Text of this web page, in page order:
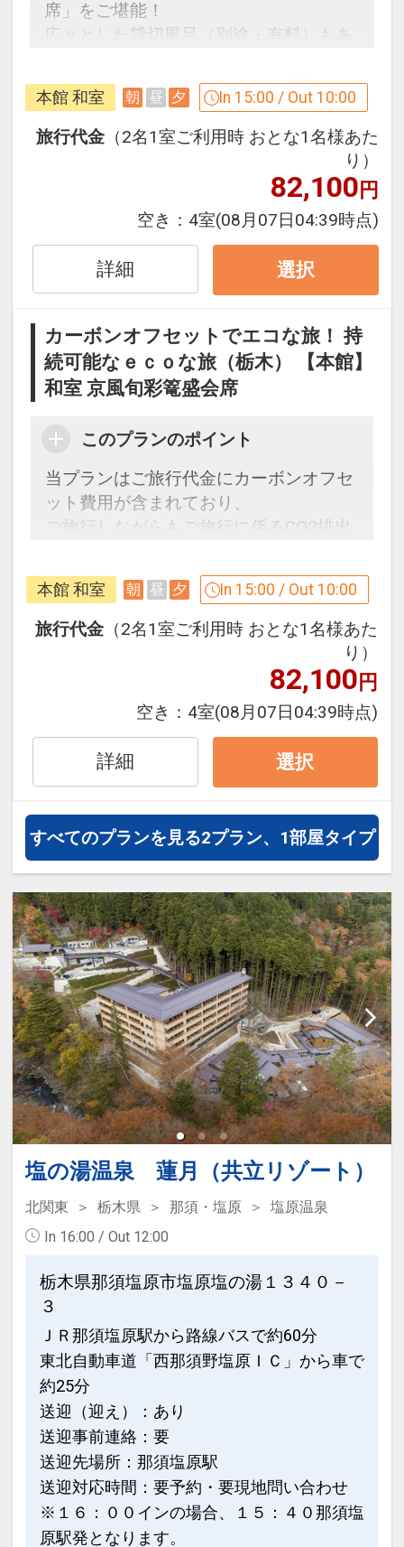
席」をご堪能！
広々とした貸切風呂（別途・有料）もあ
うれしいポイント！
●夕食時、おひとり様につき日本酒また
【女性限定】 うれしいおもてなし
●女性のお客様4名様以上のグループの方
中1回
※ご予約時に「お問合せ・ご要望等メ
モ」欄、またはご予約後「マイページ」
にご希望の旨ご記入ください。
※旅行代金に含まれます。
記念日特色
●宿泊日の前後1週間にお誕生日・記念
※事前にご予約が必要です。
※ご予約時に「お問合せ・ご要望等メ
モ」欄、またはご予約後「マイページ」
に、記念日の内容（誕生日・結婚記念日
※当日に記念日の証明になるものをご持
参ください。
※旅行代金に含まれます。
設定期間：2026年4月1日～2026年11月
30日
インターネットコース番号：DP-1-
17270785
本館 和室 朝 昼 夕 In 15:00 / Out 10:00
旅行代金 （2名1室ご利用時 おとな1名様あた
り）
82,100円
空き： 4室(08月07日04:39時点)
詳細 選択
カーボンオフセットでエコな旅！ 持
続可能なｅｃｏな旅（栃木） 【本館】
和室 京風旬彩篭盛会席
このプランのポイント
当プランはご旅行代金にカーボンオフセ
ット費用が含まれており、
ご旅行しながらもご旅行に係るCO2排出
す。
持続可能なecoな旅をしてみませんか？
※画像をクリック/タップで拡大しま
す。
★本プランの定量カーボン・オフセット
について ★
※画像をクリック/タップで拡大しま
うれしいポイント！
●夕食時、おひとり様につき日本酒また
はジュース付 ※1泊ごと
※旅行代金に含まれます。
【女性限定】 うれしいおもてなし
●女性のお客様4名様以上のグループの方
本館 和室 朝 昼 夕 In 15:00 / Out 10:00
旅行代金 （2名1室ご利用時 おとな1名様あた
り）
82,100円
空き： 4室(08月07日04:39時点)
詳細 選択
すべてのプランを見る2プラン、1部屋タイプ
塩の湯温泉 蓮月（共立リゾート）
北関東 栃木県 那須・塩原
塩原温泉
In 16:00 / Out 12:00
栃木県那須塩原市塩原塩の湯１３４０－
３
ＪＲ那須塩原駅から路線バスで約60分
東北自動車道「西那須野塩原ＩＣ」から車で
約25分
送迎（迎え）：あり
送迎事前連絡：要
送迎先場所：那須塩原駅
送迎対応時間：要予約・要現地問い合わせ
※１６：００インの場合、１５：４０那須塩
原駅発となります。